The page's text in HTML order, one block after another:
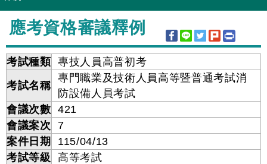
:::
應考資格審議釋例
考試種類 專技人員高普初考
考試名稱
專門職業及技術人員高等暨普通考試消
防設備人員考試
會議次數 421
會議案次
7
案件日期
115/04/13
考試等級
高等考試